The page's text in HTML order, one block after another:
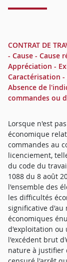
CONTRAT DE
- Cause - Cause
Appréciation -
Caractérisation
Absence de
commandes ou
Lorsque n'est
économique
commandes au
licenciement,
du code du
1088 du 8 août
l'ensemble des
les difficultés
significative d'au
économiques
d'exploitation ou
l'excédent brut
nature à justifier